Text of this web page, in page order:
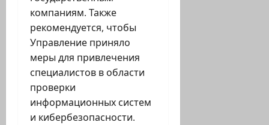
компаниям. Также
рекомендуется, чтобы
Управление приняло
меры для привлечения
специалистов в области
проверки
информационных систем
и кибербезопасности.